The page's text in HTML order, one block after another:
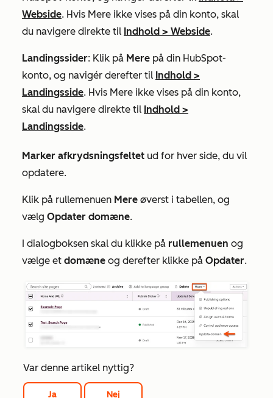
Webside. Hvis Mere ikke vises på din konto, skal
du navigere direkte til Indhold > Webside.
Landingssider: Klik på Mere på din HubSpot-
konto, og navigér derefter til Indhold >
Landingsside. Hvis Mere ikke vises på din konto,
skal du navigere direkte til Indhold >
Landingsside.
Marker afkrydsningsfeltet ud for hver side, du vil
opdatere.
Klik på rullemenuen Mere øverst i tabellen, og
vælg Opdater domæne.
I dialogboksen skal du klikke på rullemenuen og
vælge et domæne og derefter klikke på Opdater.
Var denne artikel nyttig?
Ja Nej